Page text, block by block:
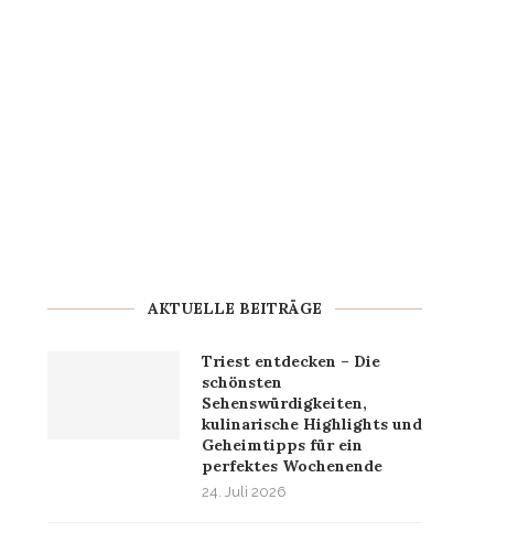
AKTUELLE BEITRÄGE
Triest entdecken – Die
schönsten
Sehenswürdigkeiten,
kulinarische Highlights und
Geheimtipps für ein
perfektes Wochenende
24. Juli 2026